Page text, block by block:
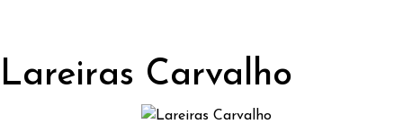
Lareiras Carvalho